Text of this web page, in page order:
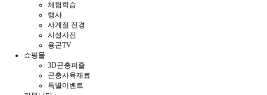
체험학습
행사
사계절 전경
시설사진
용곤TV
쇼핑몰
3D곤충퍼즐
곤충사육재료
특별이벤트